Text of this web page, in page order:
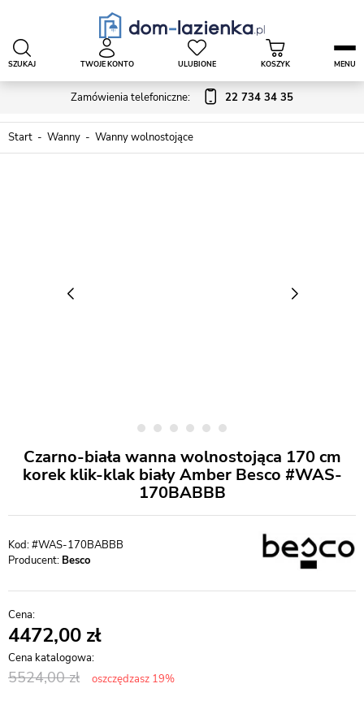
Zamówienia telefoniczne: 22 734 34 35
SZUKAJ TWOJE KONTO ULUBIONE KOSZYK MENU
Start Wanny Wanny wolnostojące
Czarno-biała wanna wolnostojąca 170 cm
korek klik-klak biały Amber Besco #WAS-
170BABBB
#WAS-170BABBB
Producent: Besco
4472,00
5524,00 oszczędzasz 19%